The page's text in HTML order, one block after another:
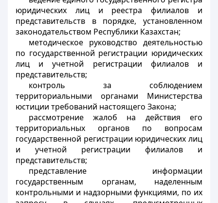
юридических лиц и реестра филиалов и
представительств в порядке, установленном
законодательством Республики Казахстан;
методическое руководство деятельностью
по государственной регистрации юридических
лиц и учетной регистрации филиалов и
представительств;
контроль за соблюдением
территориальными органами Министерства
юстиции требований настоящего Закона;
рассмотрение жалоб на действия его
территориальных органов по вопросам
государственной регистрации юридических лиц
и учетной регистрации филиалов и
представительств;
представление информации
государственным органам, наделенным
контрольными и надзорными функциями, по их